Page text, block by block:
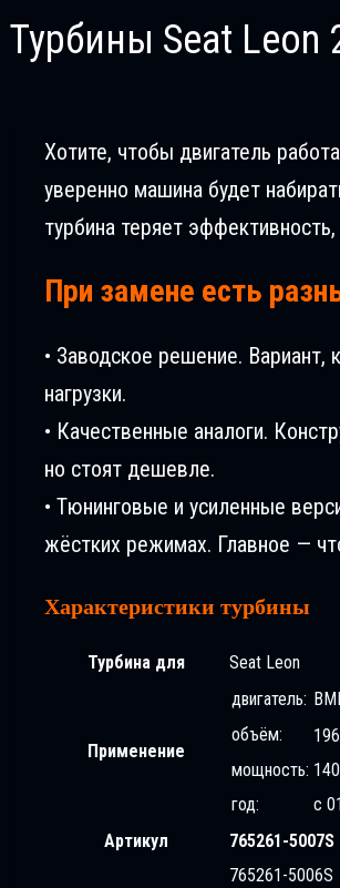
Турбины Seat Leon
Хотите, чтобы двигатель
уверенно машина будет
турбина теряет
При замене есть
• Заводское решение. Вариант,
нагрузки.
• Качественные аналоги.
но стоят дешевле.
• Тюнинговые и усиленные
жёстких режимах. Главное —
Характеристики турбины
Турбина для Seat Leon
Применение
двигатель:
объём:
мощность:
год:
с
Артикул
765261-5007S
765261-5006S